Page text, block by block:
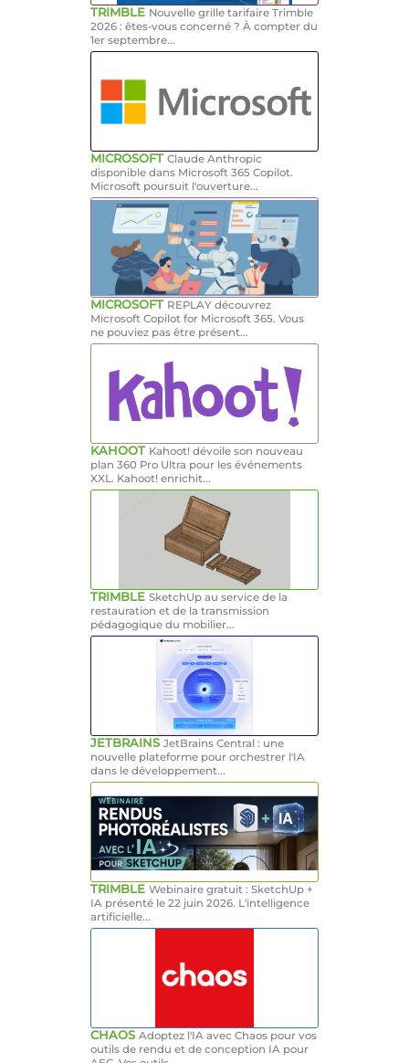
TRIMBLE Nouvelle grille tarifaire Trimble
2026 : êtes-vous concerné ? À compter du
1er septembre...
MICROSOFT Claude Anthropic
disponible dans Microsoft 365 Copilot.
Microsoft poursuit l'ouverture...
MICROSOFT REPLAY découvrez
Microsoft Copilot for Microsoft 365. Vous
ne pouviez pas être présent...
KAHOOT Kahoot! dévoile son nouveau
plan 360 Pro Ultra pour les événements
XXL. Kahoot! enrichit...
TRIMBLE SketchUp au service de la
restauration et de la transmission
pédagogique du mobilier...
JETBRAINS JetBrains Central : une
nouvelle plateforme pour orchestrer l'IA
dans le développement...
TRIMBLE Webinaire gratuit : SketchUp +
IA présenté le 22 juin 2026. L'intelligence
artificielle...
CHAOS Adoptez l'IA avec Chaos pour vos
outils de rendu et de conception IA pour